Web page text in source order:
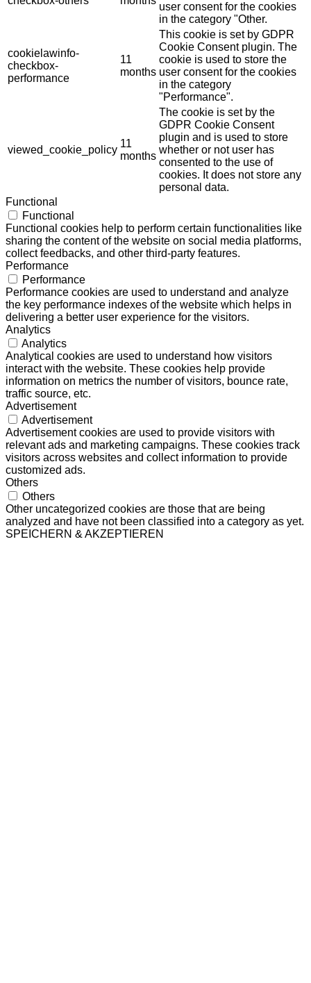
user consent for the cookies
in the category "Other.
cookielawinfo-
checkbox-
performance
11
months
This cookie is set by GDPR
Cookie Consent plugin. The
cookie is used to store the
user consent for the cookies
in the category
"Performance".
viewed_cookie_policy
11
months
The cookie is set by the
GDPR Cookie Consent
plugin and is used to store
whether or not user has
consented to the use of
cookies. It does not store any
personal data.
Functional
Functional
Functional cookies help to perform certain functionalities like
sharing the content of the website on social media platforms,
collect feedbacks, and other third-party features.
Performance
Performance
Performance cookies are used to understand and analyze
the key performance indexes of the website which helps in
delivering a better user experience for the visitors.
Analytics
Analytics
Analytical cookies are used to understand how visitors
interact with the website. These cookies help provide
information on metrics the number of visitors, bounce rate,
traffic source, etc.
Advertisement
Advertisement
Advertisement cookies are used to provide visitors with
relevant ads and marketing campaigns. These cookies track
visitors across websites and collect information to provide
customized ads.
Others
Others
Other uncategorized cookies are those that are being
analyzed and have not been classified into a category as yet.
SPEICHERN & AKZEPTIEREN